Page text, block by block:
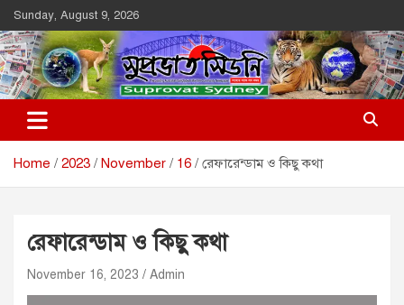
Skip
to
content
Sunday, August 9, 2026
Suprovat Sydney
The Leading Bangladesh Community Newspaper In Australia
Home 2023 November 16 রেফারেন্ডাম ও কিছু কথা
রেফারেন্ডাম ও কিছু কথা
November 16, 2023 Admin